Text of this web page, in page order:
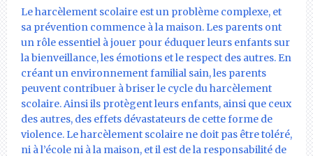
Le harcèlement scolaire est un problème complexe, et
sa prévention commence à la maison. Les parents ont
un rôle essentiel à jouer pour éduquer leurs enfants sur
la bienveillance, les émotions et le respect des autres. En
créant un environnement familial sain, les parents
peuvent contribuer à briser le cycle du harcèlement
scolaire. Ainsi ils protègent leurs enfants, ainsi que ceux
des autres, des effets dévastateurs de cette forme de
violence. Le harcèlement scolaire ne doit pas être toléré,
ni à l’école ni à la maison, et il est de la responsabilité de